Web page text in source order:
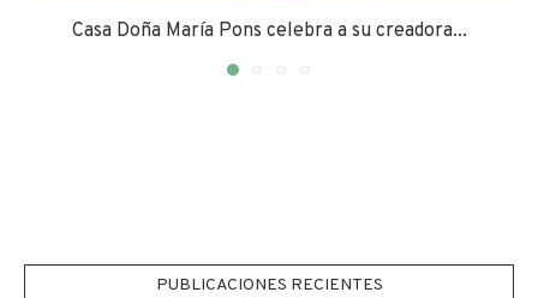
Casa Doña María Pons celebra a su creadora...
PUBLICACIONES RECIENTES